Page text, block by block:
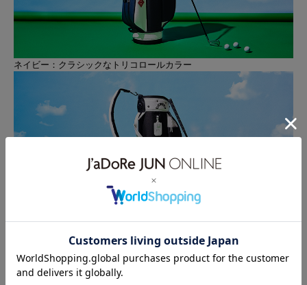
ネイビー：クラシックなトリコロールカラー
ブラック：J’aDoRe ONLINE 限定カラー
品番：EJX84300
価格：￥88,000（税込）
カラー：ブラック/ネイビー